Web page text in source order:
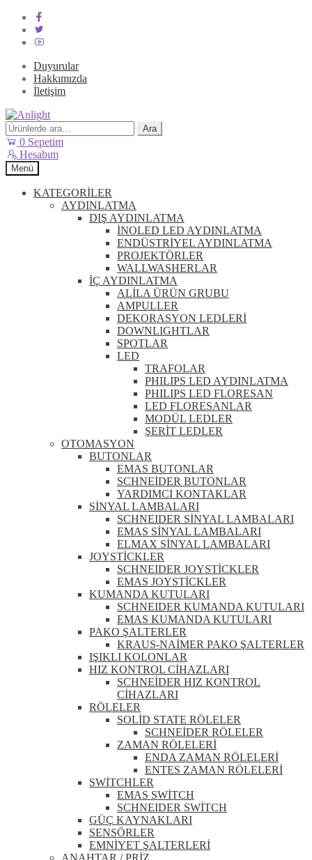
Duyurular
Hakkımızda
İletişim
Dolaşıma
geç
İçeriğe
geç
Ara: Ara
0 Sepetim
Hesabım
Menü
KATEGORİLER
AYDINLATMA
DIŞ AYDINLATMA
İNOLED LED AYDINLATMA
ENDÜSTRİYEL AYDINLATMA
PROJEKTÖRLER
WALLWASHERLAR
İÇ AYDINLATMA
ALİLA ÜRÜN GRUBU
AMPULLER
DEKORASYON LEDLERİ
DOWNLIGHTLAR
SPOTLAR
LED
TRAFOLAR
PHILIPS LED AYDINLATMA
PHILIPS LED FLORESAN
LED FLORESANLAR
MODÜL LEDLER
ŞERİT LEDLER
OTOMASYON
BUTONLAR
EMAS BUTONLAR
SCHNEİDER BUTONLAR
YARDIMCI KONTAKLAR
SİNYAL LAMBALARI
SCHNEIDER SİNYAL LAMBALARI
EMAS SİNYAL LAMBALARI
ELMAX SİNYAL LAMBALARI
JOYSTİCKLER
SCHNEIDER JOYSTİCKLER
EMAS JOYSTİCKLER
KUMANDA KUTULARI
SCHNEIDER KUMANDA KUTULARI
EMAS KUMANDA KUTULARI
PAKO ŞALTERLER
KRAUS-NAİMER PAKO ŞALTERLER
IŞIKLI KOLONLAR
HIZ KONTROL CİHAZLARI
SCHNEİDER HIZ KONTROL
CİHAZLARI
RÖLELER
SOLİD STATE RÖLELER
SCHNEİDER RÖLELER
ZAMAN RÖLELERİ
ENDA ZAMAN RÖLELERİ
ENTES ZAMAN RÖLELERİ
SWİTCHLER
EMAS SWİTCH
SCHNEIDER SWİTCH
GÜÇ KAYNAKLARI
SENSÖRLER
EMNİYET ŞALTERLERİ
ANAHTAR / PRİZ